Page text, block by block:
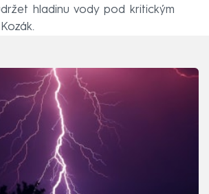
hladinu vody pod kritickým